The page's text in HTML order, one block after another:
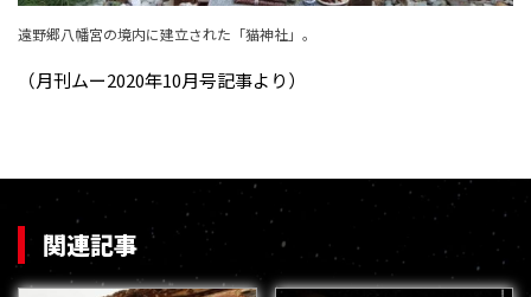
遠野郷八幡宮の境内に建立された「猫神社」。
（月刊ムー2020年10月号記事より）
関連記事